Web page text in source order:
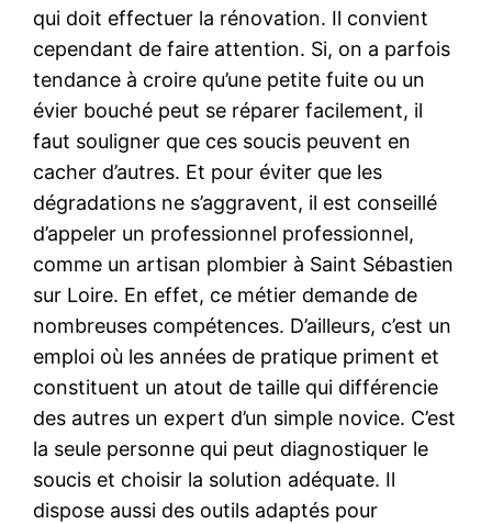
qui doit effectuer la rénovation. Il convient
cependant de faire attention. Si, on a parfois
tendance à croire qu’une petite fuite ou un
évier bouché peut se réparer facilement, il
faut souligner que ces soucis peuvent en
cacher d’autres. Et pour éviter que les
dégradations ne s’aggravent, il est conseillé
d’appeler un professionnel professionnel,
comme un artisan plombier à Saint Sébastien
sur Loire. En effet, ce métier demande de
nombreuses compétences. D’ailleurs, c’est un
emploi où les années de pratique priment et
constituent un atout de taille qui différencie
des autres un expert d’un simple novice. C’est
la seule personne qui peut diagnostiquer le
soucis et choisir la solution adéquate. Il
dispose aussi des outils adaptés pour